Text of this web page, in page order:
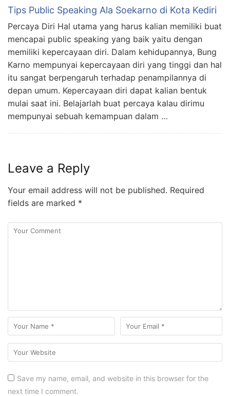
Tips Public Speaking Ala Soekarno di Kota Kediri
Percaya Diri Hal utama yang harus kalian memiliki buat
mencapai public speaking yang baik yaitu dengan
memiliki kepercayaan diri. Dalam kehidupannya, Bung
Karno mempunyai kepercayaan diri yang tinggi dan hal
itu sangat berpengaruh terhadap penampilannya di
depan umum. Kepercayaan diri dapat kalian bentuk
mulai saat ini. Belajarlah buat percaya kalau dirimu
mempunyai sebuah kemampuan dalam …
Leave a Reply
Your email address will not be published. Required
fields are marked *
Save my name, email, and website in this browser for the
next time I comment.